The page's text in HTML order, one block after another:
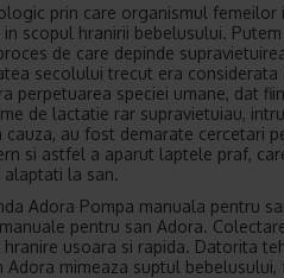
prin care organismul femeilor
scopul hranirii bebelusului.
de care depinde
secolului trecut era considerata
perpetuarea speciei umane, dat
de lactatie rar supravietuiau,
cauza, au fost demarate cercetari
si astfel a aparut laptele praf,
alaptati la san.
Adora Pompa manuala pentru
pentru san Adora.
usoara si rapida. Datorita
Adora mimeaza suptul